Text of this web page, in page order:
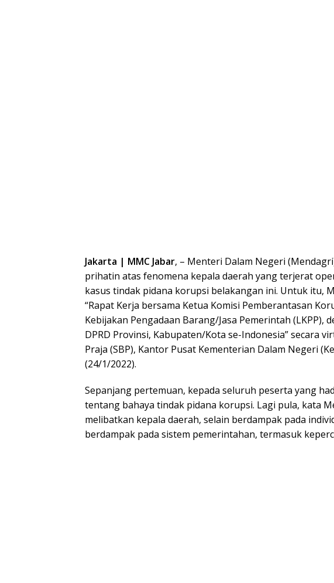
Jakarta | MMC Jabar, – Menteri Dalam Negeri
prihatin atas fenomena kepala daerah yang terjerat
kasus tindak pidana korupsi belakangan ini. Untuk itu,
“Rapat Kerja bersama Ketua Komisi Pemberantasan
Kebijakan Pengadaan Barang/Jasa Pemerintah (LKPP),
DPRD Provinsi, Kabupaten/Kota se-Indonesia” secara
Praja (SBP), Kantor Pusat Kementerian Dalam Negeri
(24/1/2022).
Sepanjang pertemuan, kepada seluruh peserta yang
tentang bahaya tindak pidana korupsi. Lagi pula, kata
melibatkan kepala daerah, selain berdampak pada
berdampak pada sistem pemerintahan, termasuk